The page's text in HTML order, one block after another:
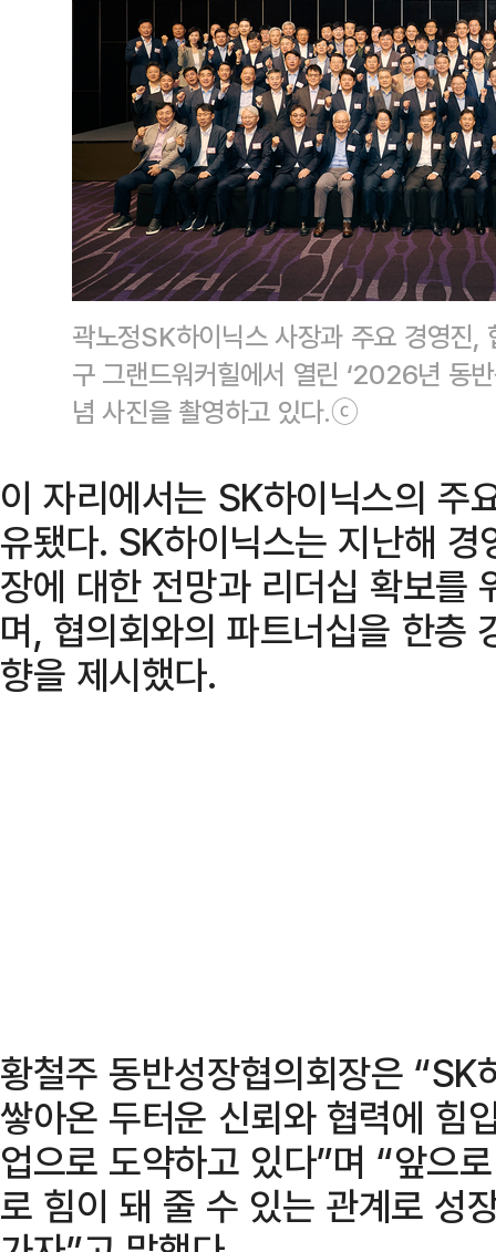
곽노정SK하이닉스 사장과 주요 경영진
구 그랜드워커힐에서 열린 ‘2026년 동
념 사진을 촬영하고 있다.ⓒ
이 자리에서는 SK하이닉스의 주
유됐다. SK하이닉스는 지난해
장에 대한 전망과 리더십 확보를
며, 협의회와의 파트너십을 한층
향을 제시했다.
황철주 동반성장협의회장은
쌓아온 두터운 신뢰와 협력에 힘
업으로 도약하고 있다”며 “앞으
로 힘이 돼 줄 수 있는 관계로 성